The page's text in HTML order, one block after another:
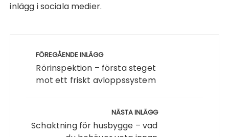
inlägg i sociala medier.
FÖREGÅENDE INLÄGG
Rörinspektion – första steget
mot ett friskt avloppssystem
NÄSTA INLÄGG
Schaktning för husbygge – vad